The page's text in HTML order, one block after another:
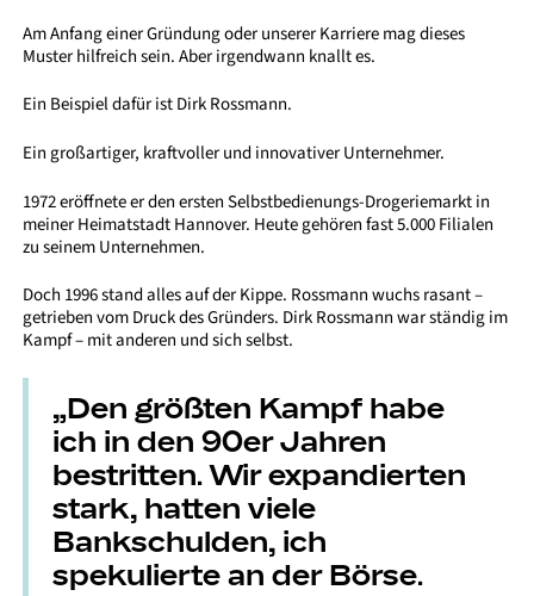
Am Anfang einer Gründung oder unserer Karriere mag dieses
Muster hilfreich sein. Aber irgendwann knallt es.
Ein Beispiel dafür ist Dirk Rossmann.
Ein großartiger, kraftvoller und innovativer Unternehmer.
1972 eröffnete er den ersten Selbstbedienungs-Drogeriemarkt in
meiner Heimatstadt Hannover. Heute gehören fast 5.000 Filialen
zu seinem Unternehmen.
Doch 1996 stand alles auf der Kippe. Rossmann wuchs rasant –
getrieben vom Druck des Gründers. Dirk Rossmann war ständig im
Kampf – mit anderen und sich selbst.
„Den größten Kampf habe
ich in den 90er Jahren
bestritten. Wir expandierten
stark, hatten viele
Bankschulden, ich
spekulierte an der Börse.